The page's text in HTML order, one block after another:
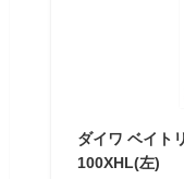
ダイワ ベイト
100XHL(左)